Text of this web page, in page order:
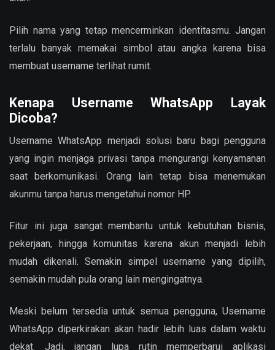
Pilih nama yang tetap mencerminkan identitasmu. Jangan
terlalu banyak memakai simbol atau angka karena bisa
membuat username terlihat rumit.
Kenapa Username WhatsApp Layak
Dicoba?
Username WhatsApp menjadi solusi baru bagi pengguna
yang ingin menjaga privasi tanpa mengurangi kenyamanan
saat berkomunikasi. Orang lain tetap bisa menemukan
akunmu tanpa harus mengetahui nomor HP.
Fitur ini juga sangat membantu untuk kebutuhan bisnis,
pekerjaan, hingga komunitas karena akun menjadi lebih
mudah dikenali. Semakin simpel username yang dipilih,
semakin mudah pula orang lain mengingatnya.
Meski belum tersedia untuk semua pengguna, Username
WhatsApp diperkirakan akan hadir lebih luas dalam waktu
dekat. Jadi, jangan lupa rutin memperbarui aplikasi